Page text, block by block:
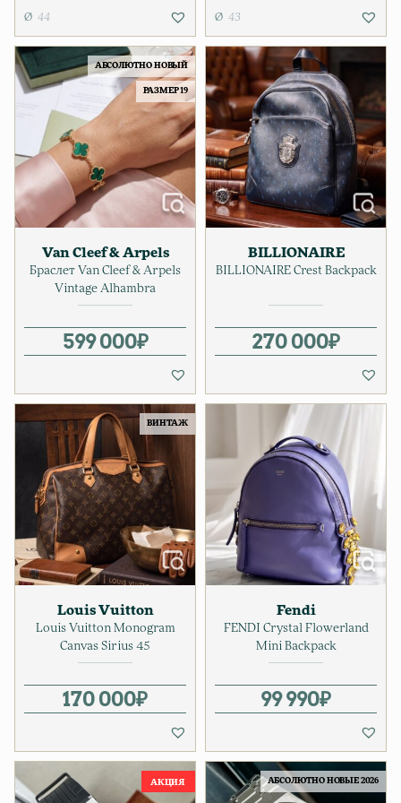
44 43
АБСОЛЮТНО НОВЫЙ
РАЗМЕР 19
Van Cleef & Arpels
Браслет Van Cleef & Arpels
Vintage Alhambra
599 000₽
BILLIONAIRE
BILLIONAIRE Crest Backpack
270 000₽
ВИНТАЖ
Louis Vuitton
Louis Vuitton Monogram
Canvas Sirius 45
170 000₽
Fendi
FENDI Crystal Flowerland
Mini Backpack
99 990₽
АБСОЛЮТНО НОВЫЕ 2026